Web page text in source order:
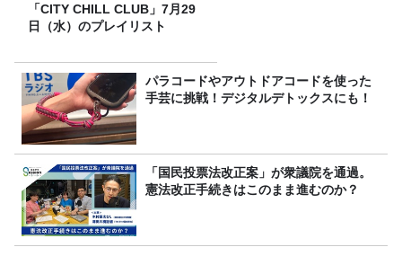
「CITY CHILL CLUB」7月29
日（水）のプレイリスト
パラコードやアウトドアコードを使った
手芸に挑戦！デジタルデトックスにも！
「国民投票法改正案」が衆議院を通過。
憲法改正手続きはこのまま進むのか？